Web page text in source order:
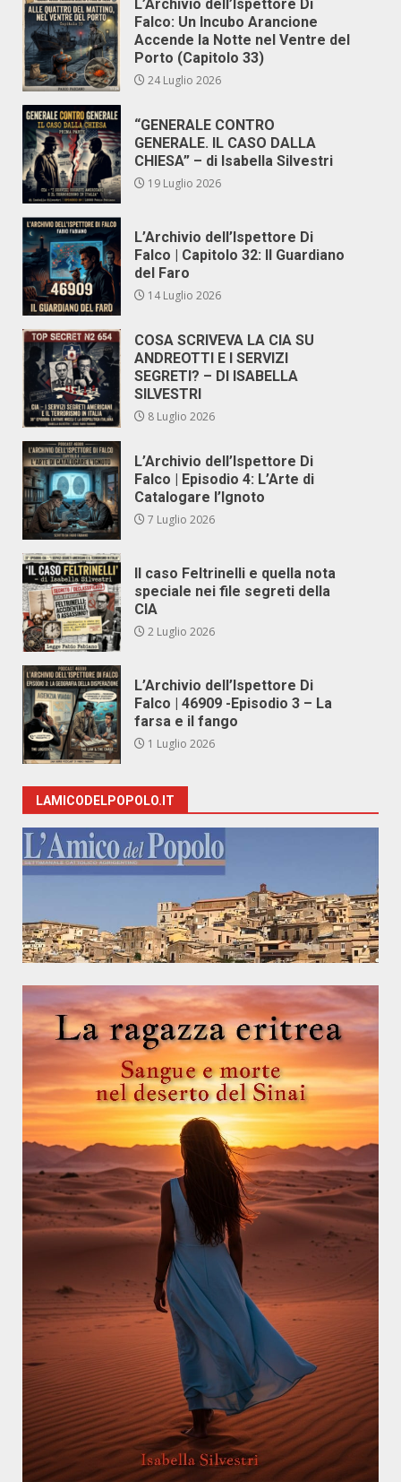
L’Archivio dell’Ispettore Di
Falco: Un Incubo Arancione
Accende la Notte nel Ventre del
Porto (Capitolo 33)
24 Luglio 2026
“GENERALE CONTRO
GENERALE. IL CASO DALLA
CHIESA” – di Isabella Silvestri
19 Luglio 2026
L’Archivio dell’Ispettore Di
Falco | Capitolo 32: Il Guardiano
del Faro
14 Luglio 2026
COSA SCRIVEVA LA CIA SU
ANDREOTTI E I SERVIZI
SEGRETI? – DI ISABELLA
SILVESTRI
8 Luglio 2026
L’Archivio dell’Ispettore Di
Falco | Episodio 4: L’Arte di
Catalogare l’Ignoto
7 Luglio 2026
Il caso Feltrinelli e quella nota
speciale nei file segreti della
CIA
2 Luglio 2026
L’Archivio dell’Ispettore Di
Falco | 46909 -Episodio 3 – La
farsa e il fango
1 Luglio 2026
LAMICODELPOPOLO.IT